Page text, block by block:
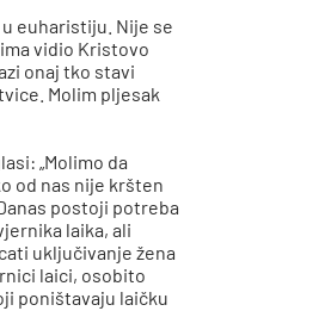
euharistiju. Nije se
vidio Kristovo
onaj tko stavi
Molim pljesak
„Molimo da
od nas nije kršten
postoji potreba
laika, ali
uključivanje žena
laici, osobito
poništavaju laičku